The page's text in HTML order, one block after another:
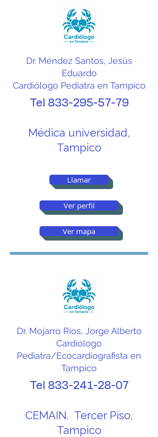
Dr. Méndez Santos, Jesús
Eduardo
Cardiólogo Pediatra en Tampico
Tel 833-295-57-79
Médica universidad,
Tampico
Llamar
Ver perfil
Ver mapa
Dr. Mojarro Ríos, Jorge Alberto
Cardiólogo
Pediatra/Ecocardiografista en
Tampico
Tel 833-241-28-07
CEMAIN. Tercer Piso,
Tampico